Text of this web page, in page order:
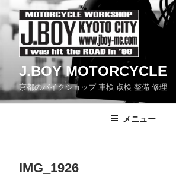
ン
へ
J.BOY MOTORCYCLE
京都のバイクショップ 車検 点検 整備 修理
メニュー
IMG_1926